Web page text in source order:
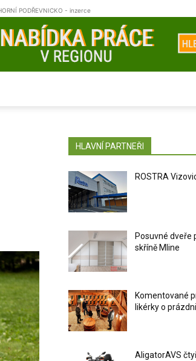
PODŘEVNICKO - inzerce
HLAVNÍ PARTNEŘI
ROSTRA
Posuvné dveře
skříně Mline
Komentované
likérky o
AligatorAVS